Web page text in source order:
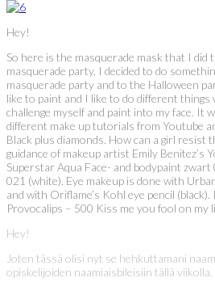
Hey!
So here is the masquerade mask that I
masquerade party. I decided to do
masquerade party and to the Halloween
like to paint and I like to do different things
challenge myself and paint into my face. It
different make up tutorials from Youtube
Black plus diamonds. How can a girl resist
guidance of makeup artist Emily Benitez’s
Superstar Aqua Face- and bodypaint
021 (white). Eye makeup is done with
and with Oriflame’s Kohl eye pencil (black).
Provocalips – 500 Kiss me you fool on my
Hey!
Joten tässä olisi nyt se hehkuttamani
opiskelijoiden naamiaisbileisiin tällä